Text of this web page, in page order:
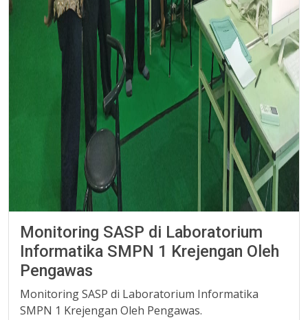
Monitoring SASP di Laboratorium
Informatika SMPN 1 Krejengan Oleh
Pengawas
Monitoring SASP di Laboratorium Informatika
SMPN 1 Krejengan Oleh Pengawas.